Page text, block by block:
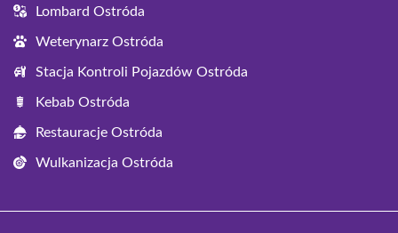
Lombard Ostróda
Weterynarz Ostróda
Stacja Kontroli Pojazdów Ostróda
Kebab Ostróda
Restauracje Ostróda
Wulkanizacja Ostróda